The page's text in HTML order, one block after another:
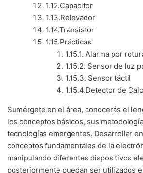
1.12.Capacitor
1.13.Relevador
1.14.Transistor
1.15.Prácticas
1.15.1. Alarma por
1.15.2. Sensor de luz
1.15.3. Sensor táctil
1.15.4.Detector de
Sumérgete en el área, conocerás el
los conceptos básicos, sus
tecnologías emergentes. Desarrollar
conceptos fundamentales de la
manipulando diferentes dispositivos
posteriormente puedan ser utilizados